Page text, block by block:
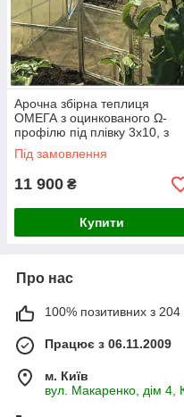
Арочна збірна теплиця
ОМЕГА з оцинкованого Ω-
профілю під плівку 3х10, з
плівкою 120 мкм
Під замовлення
11 900 ₴
Купити
Про нас
100% позитивних з 204
Працює з 06.11.2009
м. Київ
вул. Макаренко, дім 4,